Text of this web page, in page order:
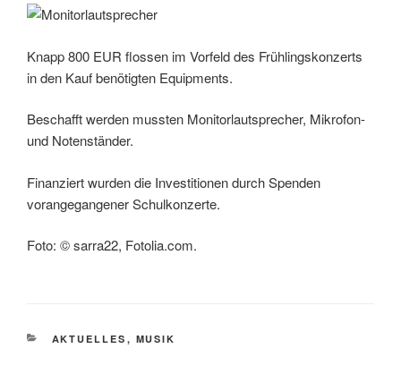
Knapp 800 EUR flossen im Vorfeld des Frühlingskonzerts
in den Kauf benötigten Equipments.
Beschafft werden mussten Monitorlautsprecher, Mikrofon-
und Notenständer.
Finanziert wurden die Investitionen durch Spenden
vorangegangener Schulkonzerte.
Foto: © sarra22, Fotolia.com.
KATEGORIEN
AKTUELLES , MUSIK